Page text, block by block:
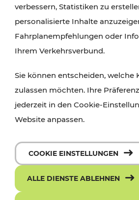
verbessern, Statistiken zu
personalisierte Inhalte
Fahrplanempfehlungen oder
Ihrem Verkehrsverbund.
Sie können entscheiden, welche
zulassen möchten. Ihre
jederzeit in den Cookie-
Website anpassen.
COOKIE EINSTELLUNGEN
ALLE DIENSTE ABLEHNEN